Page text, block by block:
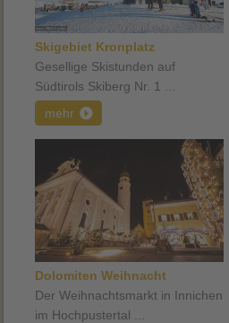
Skigebiet Kronplatz
Gesellige Skistunden auf
Südtirols Skiberg Nr. 1 ...
mehr
Dolomiten Weihnacht
Der Weihnachtsmarkt in Innichen
im Hochpustertal ...